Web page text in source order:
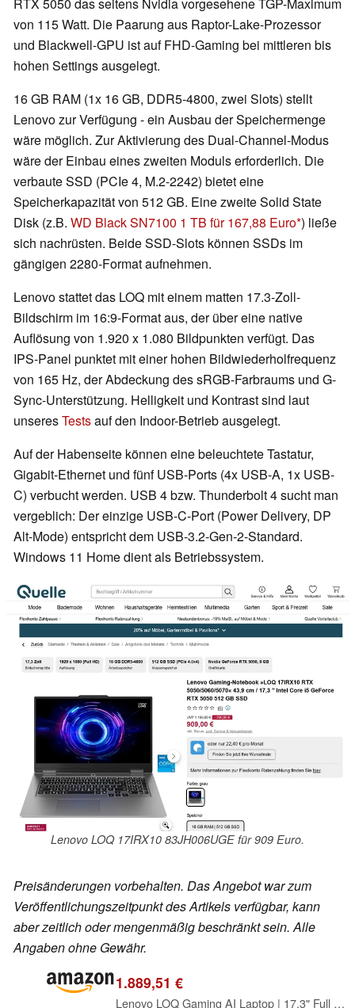
von 115 Watt. Die Paarung aus Raptor-Lake-Prozessor
und Blackwell-GPU ist auf FHD-Gaming bei mittleren bis
hohen Settings ausgelegt.
16 GB RAM (1x 16 GB, DDR5-4800, zwei Slots) stellt
Lenovo zur Verfügung - ein Ausbau der Speichermenge
wäre möglich. Zur Aktivierung des Dual-Channel-Modus
wäre der Einbau eines zweiten Moduls erforderlich. Die
verbaute SSD (PCIe 4, M.2-2242) bietet eine
Speicherkapazität von 512 GB. Eine zweite Solid State
Disk (z.B. WD Black SN7100 1 TB für 167,88 Euro ) ließe
sich nachrüsten. Beide SSD-Slots können SSDs im
gängigen 2280-Format aufnehmen.
Lenovo stattet das LOQ mit einem matten 17.3-Zoll-
Bildschirm im 16:9-Format aus, der über eine native
Auflösung von 1.920 x 1.080 Bildpunkten verfügt. Das
IPS-Panel punktet mit einer hohen Bildwiederholfrequenz
von 165 Hz, der Abdeckung des sRGB-Farbraums und G-
Sync-Unterstützung. Helligkeit und Kontrast sind laut
unseresTestsauf den Indoor-Betrieb ausgelegt.
Auf der Habenseite können eine beleuchtete Tastatur,
Gigabit-Ethernet und fünf USB-Ports (4x USB-A, 1x USB-
C) verbucht werden. USB 4 bzw. Thunderbolt 4 sucht man
vergeblich: Der einzige USB-C-Port (Power Delivery, DP
Alt-Mode) entspricht dem USB-3.2-Gen-2-Standard.
Windows 11 Home dient als Betriebssystem.
Lenovo LOQ 17IRX10 83JH006UGE für 909 Euro.
Preisänderungen vorbehalten. Das Angebot war zum
Veröffentlichungszeitpunkt des Artikels verfügbar, kann
aber zeitlich oder mengenmäßig beschränkt sein. Alle
Angaben ohne Gewähr.
1.889,51 €
Lenovo LOQ Gaming AI Laptop | 17.3" Full HD 165Hz Display | NVIDIA GeForce RTX 5070 | Intel Core i7-14700HX | 16GB RAM | 1TB SSD | Win11 | QWERTZ | 24-Zonen-RGB-Tastatur | Grau | 3 Monate GamePass